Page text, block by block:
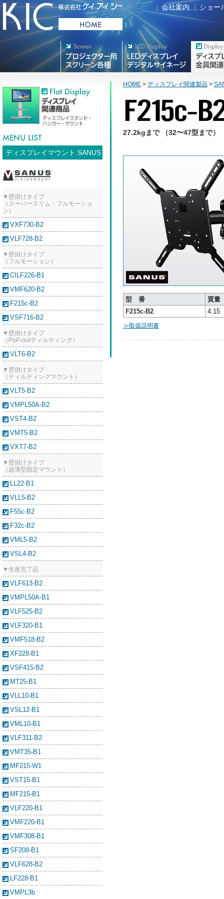
| 会社案内 | ショー
ディスプレイマウント SANUS
▼壁掛けタイプ
（スーパースリム・フルモーショ
ン）
VXF730-B2
VLF728-B2
▼壁掛けタイプ
（フルモーション）
CILF226-B1
VMF620-B2
F215c-B2
VSF716-B2
▼壁掛けタイプ
（PoP-outティルティング）
VLT6-B2
▼壁掛けタイプ
（ティルティングマウント）
VLT5-B2
VMPL50A-B2
VST4-B2
VMT5-B2
VXT7-B2
▼壁掛けタイプ
（超薄型固定マウント）
LL22-B1
VLL5-B2
F55c-B2
F32c-B2
VML5-B2
VSL4-B2
▼生産完了品
VLF613-B2
VMPL50A-B1
VLF525-B2
VLF320-B1
VMF518-B2
XF228-B1
VSF415-B2
MT25-B1
VLL10-B1
VSL12-B1
VML10-B1
VLF311-B2
VMT35-B1
MF215-W1
VST15-B1
MF215-B1
VLF220-B1
VMF220-B1
VMF308-B1
SF208-B1
VLF628-B2
LF228-B1
VMPL3b
HOME > ディスプレイ関連製品 >
27.2kgまで （32〜47型まで）
型 番
質量
F215c-B2
4.15
≫取扱説明書